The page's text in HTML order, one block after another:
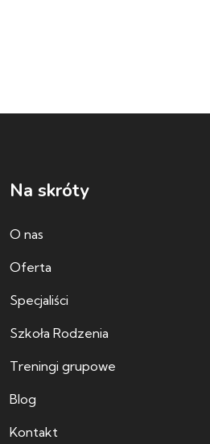
Na skróty
O nas
Oferta
Specjaliści
Szkoła Rodzenia
Treningi grupowe
Blog
Kontakt